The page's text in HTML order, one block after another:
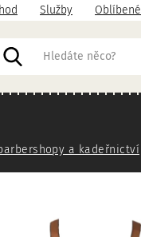
Služby Oblíbené
a kadeřnictví